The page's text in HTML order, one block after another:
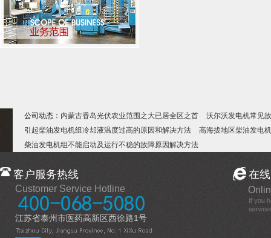
公司动态： 内蒙古香岛光伏农业范围之大已居全区之首
沃尔沃发电机常见
引起柴油发电机组冷却液温度过高的原因和解决方法
高海拔地区柴油发电
柴油发电机组不能启动及运行不稳的故障原因解决方法
客户服务热线
Customer Service Hotline
江苏省泰州市医药高新区西徐路1号
在